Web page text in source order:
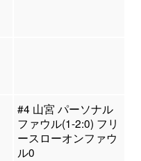
#4 山宮 パーソナル
ファウル(1-2:0) フリ
ースローオンファウ
ル0